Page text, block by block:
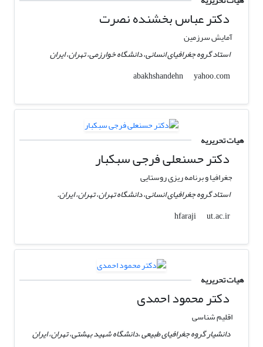
دکتر عباس بخشنده نصرت
آمایش سرزمین
استاد گروه جغرافیای انسانی، دانشگاه خوارزمی، تهران، ایران
abakhshandehn
yahoo.com
هیات تحریریه
دکتر حسنعلی فرجی سبکبار
جغرافیا و برنامه ریزی روستایی
استاد گروه جغرافیای انسانی، دانشگاه تهران، تهران، ایران.
hfaraji
ut.ac.ir
هیات تحریریه
دکتر محمود احمدی
اقلیم شناسی
دانشیار گروه جغرافیای طبیعی ،دانشگاه شهید بهشتی، تهران، ایران